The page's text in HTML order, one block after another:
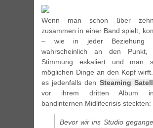
Wenn man schon über
zusammen in einer Band spielt,
– wie in jeder Beziehung
wahrscheinlich an den
Stimmung eskaliert und man
möglichen Dinge an den Kopf
es jedenfalls den Steaming
vor ihrem dritten Album
bandinternen Midlifecrisis steckten:
Bevor wir ins Studio